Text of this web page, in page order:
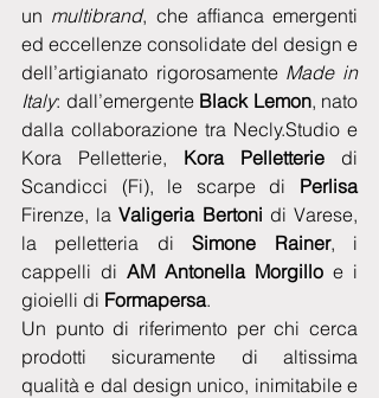
un multibrand, che affianca emergenti
ed eccellenze consolidate del design e
dell’artigianato rigorosamente Made in
Italy: dall’emergente Black Lemon, nato
dalla collaborazione tra Necly.Studio e
Kora Pelletterie, Kora Pelletterie di
Scandicci (Fi), le scarpe di Perlisa
Firenze, la Valigeria Bertoni di Varese,
la pelletteria di Simone Rainer, i
cappelli di AM Antonella Morgillo e i
gioielli di Formapersa.
Un punto di riferimento per chi cerca
prodotti sicuramente di altissima
qualità e dal design unico, inimitabile e